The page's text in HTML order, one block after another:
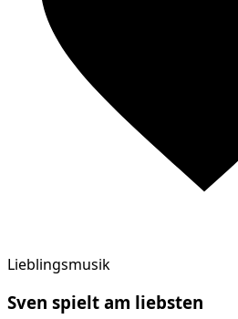
Lieblingsmusik
Sven spielt am liebsten